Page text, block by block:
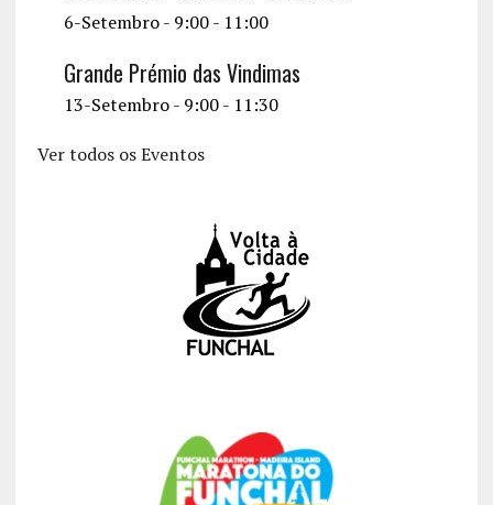
6-Setembro - 9:00- 11:00
Grande Prémio das Vindimas
13-Setembro - 9:00- 11:30
Ver todos os Eventos